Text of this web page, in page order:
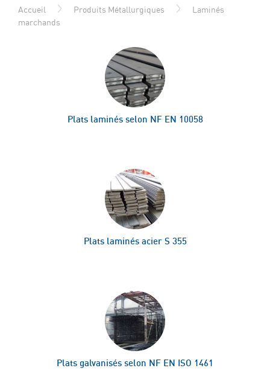
Accueil Produits Métallurgiques
Laminés
marchands
Plats laminés selon NF EN 10058
Plats laminés acier S 355
Plats galvanisés selon NF EN ISO 1461